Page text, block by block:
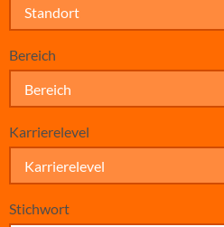
Standort
Bereich
Bereich
Karrierelevel
Karrierelevel
Stichwort